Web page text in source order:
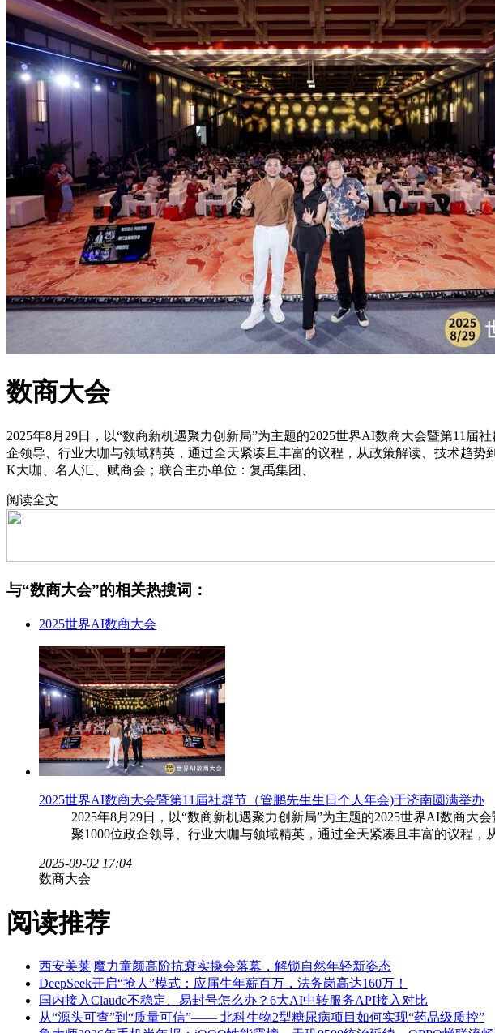
数商大会
2025年8月29日，以“数商新机遇聚力创新局”为主题的2025世界AI数商大会暨第11
企领导、行业大咖与领域精英，通过全天紧凑且丰富的议程，从政策解读、技术趋
K大咖、名人汇、赋商会；联合主办单位：复禹集团、
阅读全文
与“数商大会”的相关热搜词：
2025世界AI数商大会
2025世界AI数商大会暨第11届社群节（管鹏先生生日个人年会)于济南圆满举办
2025年8月29日，以“数商新机遇聚力创新局”为主题的2025世界AI数商
聚1000位政企领导、行业大咖与领域精英，通过全天紧凑且丰富的议程
2025-09-02 17:04
数商大会
阅读推荐
西安美莱|魔力童颜高阶抗衰实操会落幕，解锁自然年轻新姿态
DeepSeek开启“抢人”模式：应届生年薪百万，法务岗高达160万！
国内接入Claude不稳定、易封号怎么办？6大AI中转服务API接入对比
从“源头可查”到“质量可信”—— 北科生物2型糖尿病项目如何实现“药品级质控”